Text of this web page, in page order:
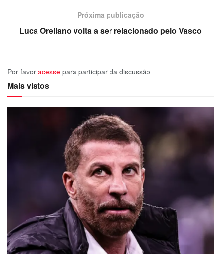
Próxima publicação
Luca Orellano volta a ser relacionado pelo Vasco
Por favor acesse para participar da discussão
Mais vistos